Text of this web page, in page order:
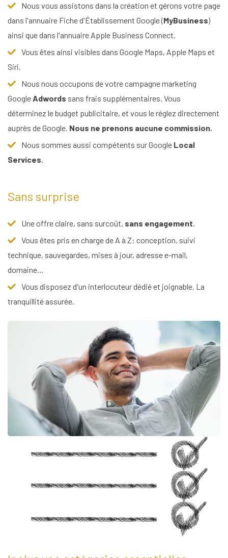
Nous vous assistons dans la création et gérons votre page
dans l'annuaire Fiche d'Établissement Google (MyBusiness)
ainsi que dans l'annuaire Apple Business Connect.
Vous êtes ainsi visibles dans Google Maps, Apple Maps et
Siri.
Nous nous occupons de votre campagne marketing
GoogleAdwords sans frais supplémentaires. Vous
déterminez le budget publicitaire, et vous le réglez directement
auprès de Google. Nous ne prenons aucune commission.
Nous sommes aussi compétents sur Google Local
Services.
Sans surprise
Une offre claire, sans surcoût, sans engagement.
Vous êtes pris en charge de A à Z: conception, suivi
technique, sauvegardes, mises à jour, adresse e-mail,
domaine...
Vous disposez d'un interlocuteur dédié et joignable. La
tranquillité assurée.